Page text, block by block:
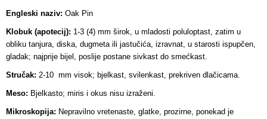
Engleski naziv: Oak Pin
Klobuk (apotecij): 1-3 (4) mm širok, u mladosti poluloptast, zatim u
obliku tanjura, diska, dugmeta ili jastučića, izravnat, u starosti ispupčen,
gladak; najprije bijel, poslije postane sivkast do smećkast.
Stručak: 2-10 mm visok; bjelkast, svilenkast, prekriven dlačicama.
Meso: Bjelkasto; miris i okus nisu izraženi.
Mikroskopija: Nepravilno vretenaste, glatke, prozirne, ponekad je